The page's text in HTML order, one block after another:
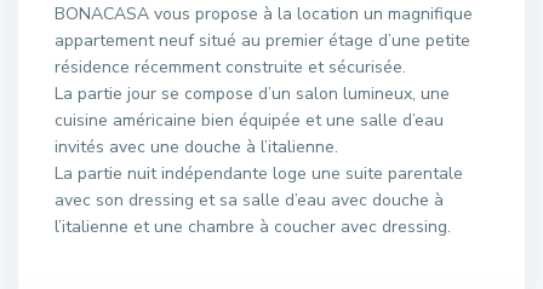
BONACASA vous propose à la location un magnifique
appartement neuf situé au premier étage d’une petite
résidence récemment construite et sécurisée.
La partie jour se compose d’un salon lumineux, une
cuisine américaine bien équipée et une salle d’eau
invités avec une douche à l’italienne.
La partie nuit indépendante loge une suite parentale
avec son dressing et sa salle d’eau avec douche à
l’italienne et une chambre à coucher avec dressing.